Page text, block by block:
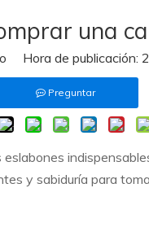
una
Hora de
Preguntar
y sabiduría para